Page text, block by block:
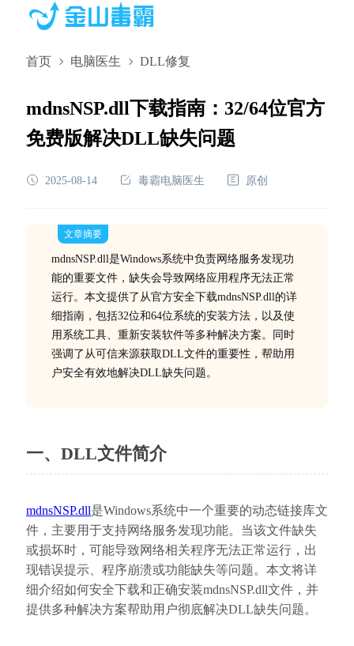
首页 电脑医生 DLL修复
mdnsNSP.dll下载指南：32/64位官方
免费版解决DLL缺失问题
2025-08-14 毒霸电脑医生 原创
文章摘要
mdnsNSP.dll是Windows系统中负责网络服务发现功
能的重要文件，缺失会导致网络应用程序无法正常
运行。本文提供了从官方安全下载mdnsNSP.dll的详
细指南，包括32位和64位系统的安装方法，以及使
用系统工具、重新安装软件等多种解决方案。同时
强调了从可信来源获取DLL文件的重要性，帮助用
户安全有效地解决DLL缺失问题。
一、DLL文件简介
mdnsNSP.dll是Windows系统中一个重要的动态链接库文
件，主要用于支持网络服务发现功能。当该文件缺失
或损坏时，可能导致网络相关程序无法正常运行，出
现错误提示、程序崩溃或功能缺失等问题。本文将详
细介绍如何安全下载和正确安装mdnsNSP.dll文件，并
提供多种解决方案帮助用户彻底解决DLL缺失问题。